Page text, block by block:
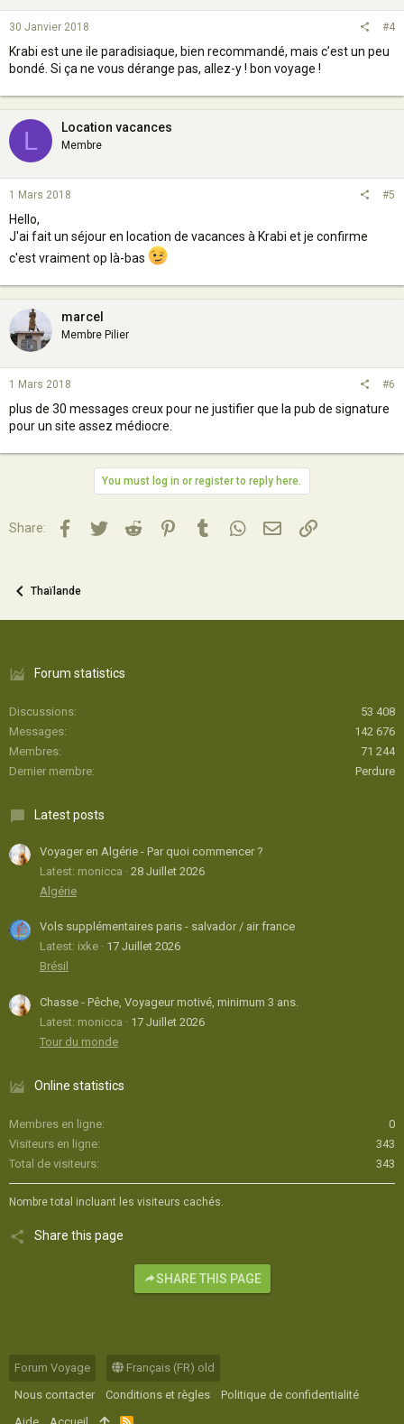
30 Janvier 2018 #4
Krabi est une ile paradisiaque, bien recommandé, mais c’est un peu
bondé. Si ça ne vous dérange pas, allez-y ! bon voyage !
L Location vacances
Membre
1 Mars 2018 #5
Hello,
J'ai fait un séjour en location de vacances à Krabi et je confirme
c'est vraiment op là-bas
marcel
Membre Pilier
1 Mars 2018 #6
plus de 30 messages creux pour ne justifier que la pub de signature
pour un site assez médiocre.
You must log in or register to reply here.
Share: Facebook
TwitterReddit PinterestTumblrWhatsApp
Email Lien
Thaïlande
Forum statistics
Discussions
53 408
Messages
142 676
Membres
71 244
Dernier membre
Perdure
Latest posts
Voyager en Algérie - Par quoi commencer ?
Latest: monicca
28 Juillet 2026
Algérie
Vols supplémentaires paris - salvador / air france
Latest: ixke
17 Juillet 2026
Brésil
Chasse - Pêche, Voyageur motivé, minimum 3 ans.
Latest: monicca
17 Juillet 2026
Tour du monde
Online statistics
Membres en ligne
0
Visiteurs en ligne
343
Total de visiteurs
343
Nombre total incluant les visiteurs cachés.
Share this page
SHARE THIS PAGE
Forum Voyage
Français (FR) old
Nous contacter
Conditions et règles
Politique de confidentialité
R